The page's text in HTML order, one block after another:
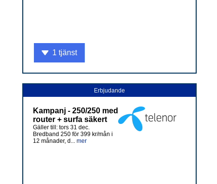
1 tjänst
Erbjudande
Kampanj - 250/250 med
router + surfa säkert
Gäller till: tors 31 dec.
Bredband 250 för 399 kr/mån i
12 månader, d... mer